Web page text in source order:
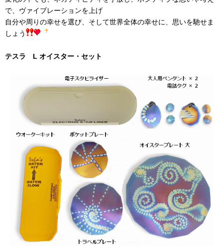
で、ヴァイブレーションを上げ
自分や周りの幸せを選び、そして世界全体の幸せに、思いを馳せま
しょう
テスラ L オイスター・セット